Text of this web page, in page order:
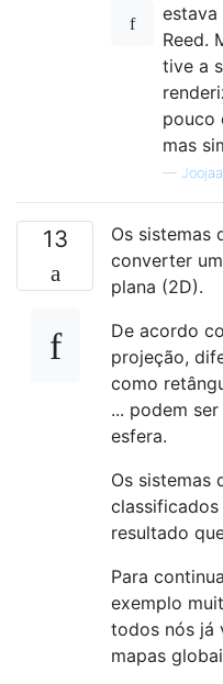
estava
Reed.
tive a
pouco
mas
—
13
Os sistemas
converter
plana (2D).
De acordo
projeção,
como
... podem
esfera.
Os sistemas
resultado
Para
exemplo
todos nós já
mapas